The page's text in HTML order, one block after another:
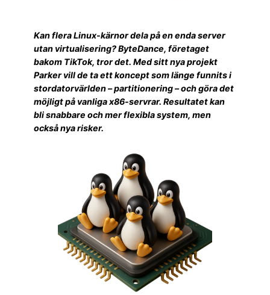
Kan flera Linux-kärnor dela på en enda server
utan virtualisering? ByteDance, företaget
bakom TikTok, tror det. Med sitt nya projekt
Parker vill de ta ett koncept som länge funnits i
stordatorvärlden – partitionering – och göra det
möjligt på vanliga x86-servrar. Resultatet kan
bli snabbare och mer flexibla system, men
också nya risker.